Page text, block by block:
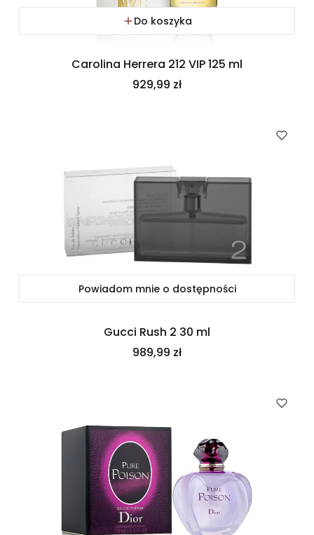
Do koszyka
Carolina Herrera 212 VIP 125 ml
Cena
929,99 zł
Powiadom mnie o dostępności
Gucci Rush 2 30 ml
Cena
989,99 zł